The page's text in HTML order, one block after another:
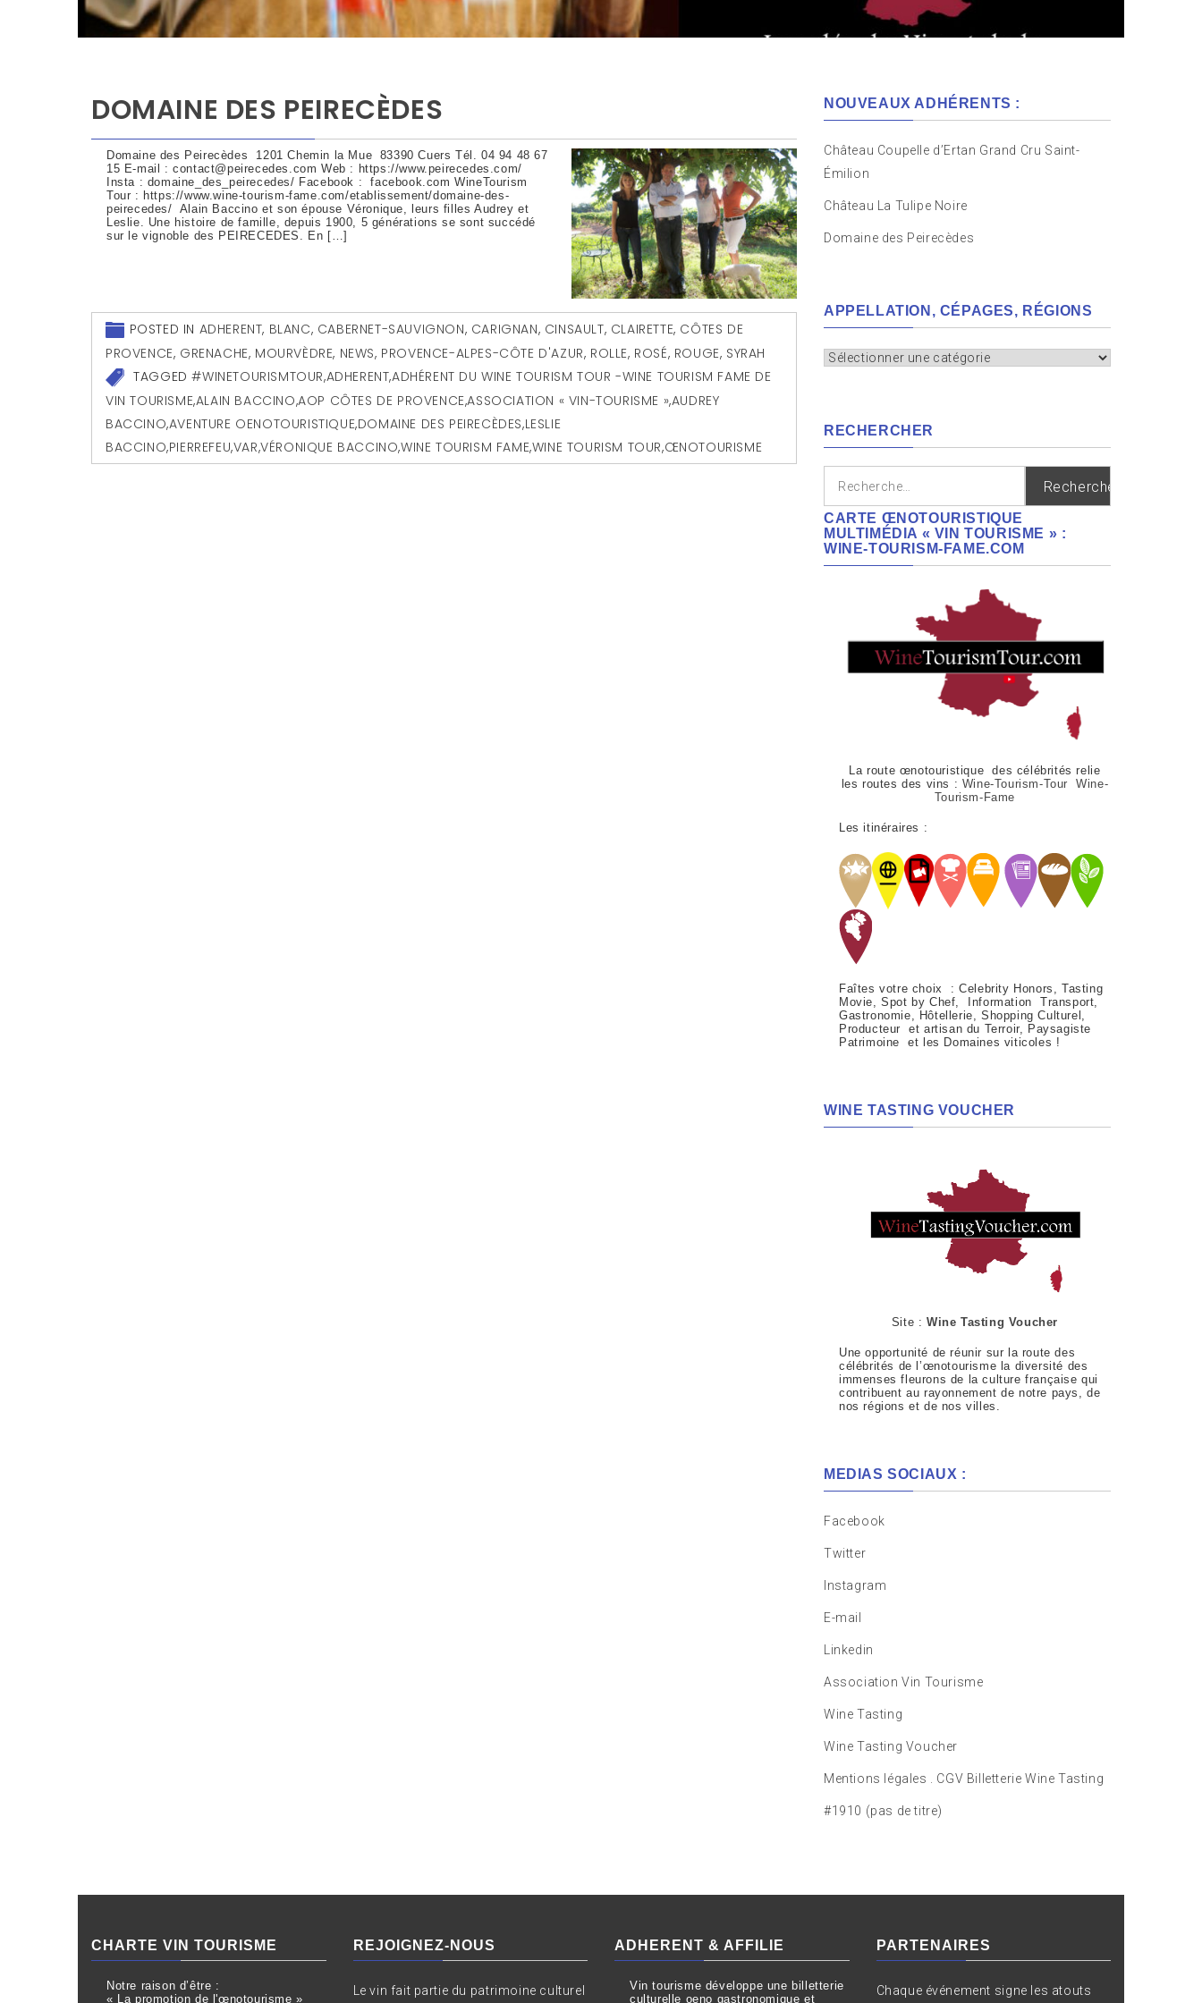
DOMAINE DES PEIRECÈDES
Domaine des Peirecèdes 1201 Chemin la Mue 83390 Cuers Tél. 04 94 48 67
15 E-mail : contact@peirecedes.com Web : https://www.peirecedes.com/
Insta : domaine_des_peirecedes/ Facebook : facebook.com WineTourism
Tour : https://www.wine-tourism-fame.com/etablissement/domaine-des-
peirecedes/ Alain Baccino et son épouse Véronique, leurs filles Audrey et
Leslie. Une histoire de famille, depuis 1900, 5 générations se sont succédé
sur le vignoble des PEIRECEDES. En […]
POSTED IN ADHERENT, BLANC, CABERNET-SAUVIGNON, CARIGNAN, CINSAULT, CLAIRETTE, CÔTES DE
PROVENCE, GRENACHE, MOURVÈDRE, NEWS, PROVENCE-ALPES-CÔTE D'AZUR, ROLLE, ROSÉ, ROUGE, SYRAH
TAGGED#WINETOURISMTOUR,ADHERENT,ADHÉRENT DU WINE TOURISM TOUR -WINE TOURISM FAME DE
VIN TOURISME,ALAIN BACCINO,AOP CÔTES DE PROVENCE,ASSOCIATION « VIN-TOURISME »,AUDREY
BACCINO,AVENTURE OENOTOURISTIQUE,DOMAINE DES PEIRECÈDES,LESLIE
BACCINO,PIERREFEU,VAR,VÉRONIQUE BACCINO,WINE TOURISM FAME,WINE TOURISM TOUR,ŒNOTOURISME
NOUVEAUX ADHÉRENTS :
Château Coupelle d’Ertan Grand Cru Saint-
Émilion
Château La Tulipe Noire
Domaine des Peirecèdes
APPELLATION, CÉPAGES, RÉGIONS
Appellation,
RECHERCHER
CARTE ŒNOTOURISTIQUE
MULTIMÉDIA « VIN TOURISME » :
WINE-TOURISM-FAME.COM
La route œnotouristique des célébrités relie
les routes des vins : Wine-Tourism-Tour Wine-
Tourism-Fame
Les itinéraires :
Faîtes votre choix : Celebrity Honors, Tasting
Movie, Spot by Chef, Information Transport,
Gastronomie, Hôtellerie, Shopping Culturel,
Producteur et artisan du Terroir, Paysagiste
Patrimoine et les Domaines viticoles !
WINE TASTING VOUCHER
Site :Wine Tasting Voucher
Une opportunité de réunir sur la route des
célébrités de l’œnotourisme la diversité des
immenses fleurons de la culture française qui
contribuent au rayonnement de notre pays, de
nos régions et de nos villes.
MEDIAS SOCIAUX :
Facebook
Twitter
Instagram
E-mail
Linkedin
Association Vin Tourisme
Wine Tasting
Wine Tasting Voucher
Mentions légales . CGV Billetterie Wine Tasting
#1910 (pas de titre)
CHARTE VIN TOURISME
Notre raison d’être :
« La promotion de l'œnotourisme »
REJOIGNEZ-NOUS
Le vin fait partie du patrimoine culturel
ADHERENT & AFFILIE
Vin tourisme développe une billetterie
culturelle oeno gastronomique et
PARTENAIRES
Chaque événement signe les atouts